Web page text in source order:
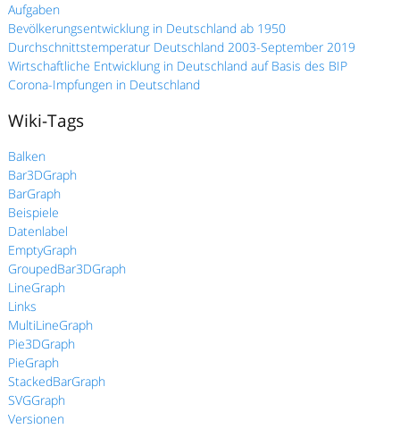
Aufgaben
Bevölkerungsentwicklung in Deutschland ab 1950
Durchschnittstemperatur Deutschland 2003-September 2019
Wirtschaftliche Entwicklung in Deutschland auf Basis des BIP
Corona-Impfungen in Deutschland
Wiki-Tags
Balken
Bar3DGraph
BarGraph
Beispiele
Datenlabel
EmptyGraph
GroupedBar3DGraph
LineGraph
Links
MultiLineGraph
Pie3DGraph
PieGraph
StackedBarGraph
SVGGraph
Versionen